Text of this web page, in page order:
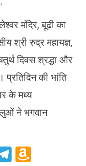
मंदिर, बूढ़ी का
श्री रुद्र महायज्ञ,
दिवस श्रद्धा और
की भांति
के मध्य
ने भगवान
Telegram